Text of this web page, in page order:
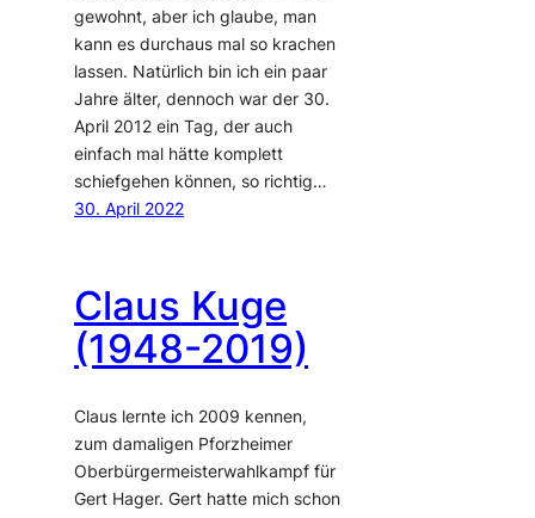
gewohnt, aber ich glaube, man
kann es durchaus mal so krachen
lassen. Natürlich bin ich ein paar
Jahre älter, dennoch war der 30.
April 2012 ein Tag, der auch
einfach mal hätte komplett
schiefgehen können, so richtig…
30. April 2022
Claus Kuge
(1948-2019)
Claus lernte ich 2009 kennen,
zum damaligen Pforzheimer
Oberbürgermeisterwahlkampf für
Gert Hager. Gert hatte mich schon